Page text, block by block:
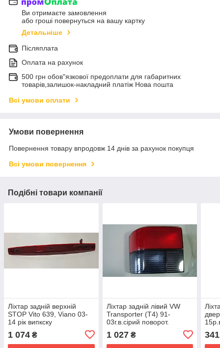
Ви отримаєте замовлення
або гроші повернуться на вашу картку
Детальніше
Післяплата
Оплата на рахунок
500 грн обов"язкової предоплати для габаритних
товарів,залишок-накладний платіж Нова пошта
Всі умови оплати
Умови повернення
Повернення товару впродовж 14 днів за рахунок покупця
Всі умови повернення
Подібні товари компанії
Ліхтар задній верхній
STOP Vito 639, Viano 03-
14 рік випкску
1 074 ₴
Ліхтар задній лівий VW
Transporter (T4) 91-
03г.в.сірий поворот.
1 027₴ 341